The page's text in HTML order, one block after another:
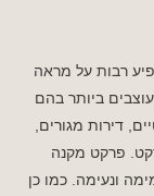
רבות על מראה
ביותר בהם
דירות מגורים,
פרקט מקנה
ונעימה. כמו כן